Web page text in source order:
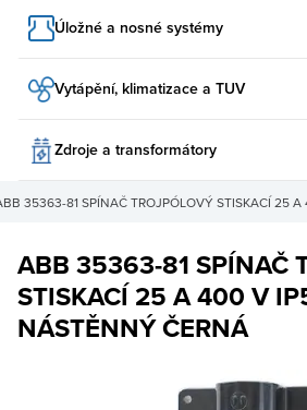
Úložné a nosné systémy
Vytápění, klimatizace a TUV
Zdroje a transformátory
35363-81 SPÍNAČ TROJPÓLOVÝ STISKACÍ 25
ABB 35363-81 SPÍNAČ
STISKACÍ 25 A 400 V
NÁSTĚNNÝ ČERNÁ